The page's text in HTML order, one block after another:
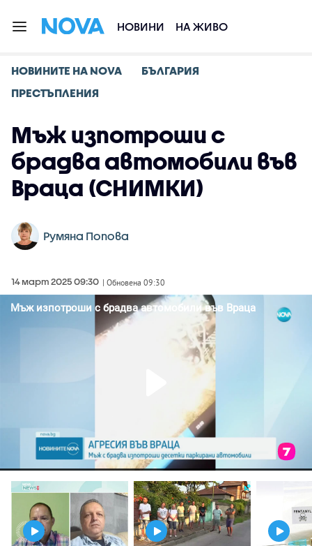
НОВИНИ НА ЖИВО
НОВИНИТЕ НА NOVA
БЪЛГАРИЯ
ПРЕСТЪПЛЕНИЯ
Мъж изпотроши с
брадва автомобили във
Враца (СНИМКИ)
Румяна Попова
14 март 2025 09:30 | Обновена 09:30